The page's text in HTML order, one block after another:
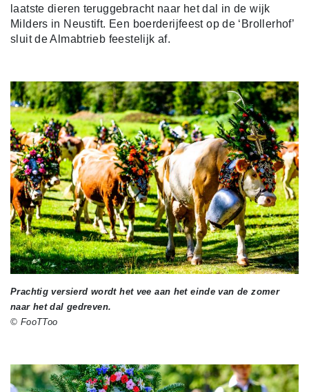
laatste dieren teruggebracht naar het dal in de wijk
Milders in Neustift. Een boerderijfeest op de ‘Brollerhof’
sluit de Almabtrieb feestelijk af.
Prachtig versierd wordt het vee aan het einde van de zomer
naar het dal gedreven.
© FooTToo